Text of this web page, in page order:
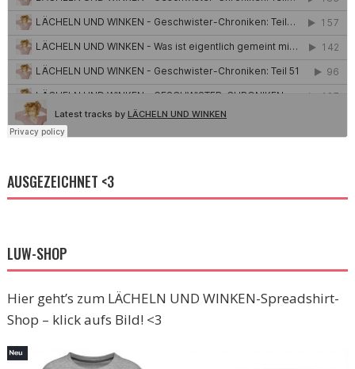
AUSGEZEICHNET <3
LUW-SHOP
Hier geht’s zum LÄCHELN UND WINKEN-Spreadshirt-
Shop – klick aufs Bild! <3